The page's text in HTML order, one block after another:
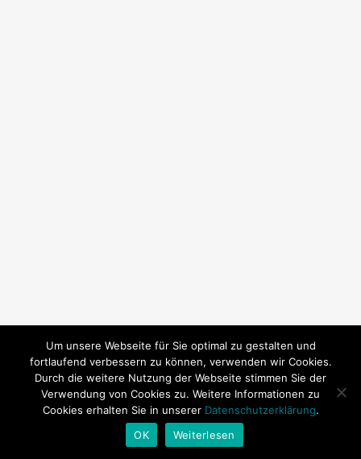
© 2026 SY Subeki. | Technische Betreuung:Andrea
Baitz
Um unsere Webseite für Sie optimal zu gestalten und
fortlaufend verbessern zu können, verwenden wir Cookies.
Durch die weitere Nutzung der Webseite stimmen Sie der
Verwendung von Cookies zu. Weitere Informationen zu
Cookies erhalten Sie in unserer Datenschutzerklärung.
OK
Weiterlesen